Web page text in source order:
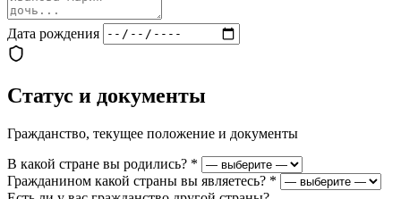
Дата рождения
Статус и документы
Гражданство, текущее положение и документы
В какой стране вы родились? *
Гражданином какой страны вы являетесь? *